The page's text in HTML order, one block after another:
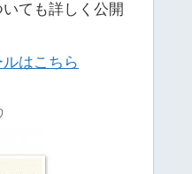
ても詳しく公開
はこちら